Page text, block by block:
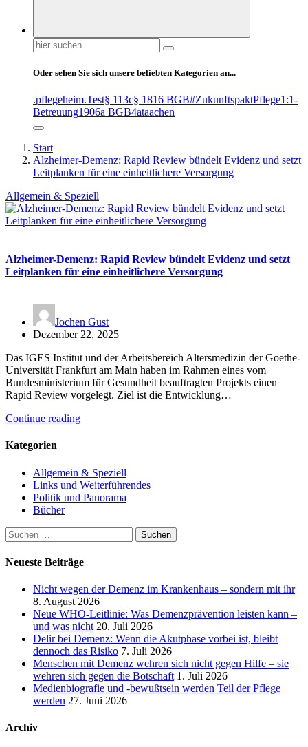
Suchen
nach:
Oder sehen Sie sich unsere beliebten Kategorien an...
.pflegeheim.Test§ 113c§ 1816 BGB#ZukunftspaktPflege1:1-
Betreuung1906a BGB4ataachen
Start
Alzheimer-Demenz: Rapid Review bündelt Evidenz und setzt
Leitplanken für eine einheitlichere Versorgung
Allgemein & Speziell
Alzheimer-Demenz: Rapid Review bündelt Evidenz und setzt
Leitplanken für eine einheitlichere Versorgung
Jochen Gust
Dezember 22, 2025
Das IGES Institut und der Arbeitsbereich Altersmedizin der Goethe-
Universität Frankfurt am Main haben im Rahmen eines vom
Bundesministerium für Gesundheit beauftragten Projekts einen
Rapid Review vorgelegt. Ziel ist die Entwicklung…
Continue reading
Kategorien
Allgemein & Speziell
Links und Weiterführendes
Politik und Panorama
Bücher
Suchen
nach:
Neueste Beiträge
Nicht wegen der Demenz im Krankenhaus – sondern mit ihr
8. August 2026
Neue WHO-Leitlinie: Was Demenzprävention leisten kann –
und was nicht 20. Juli 2026
Delir bei Demenz: Wenn die Akutphase vorbei ist, bleibt
dennoch das Risiko 7. Juli 2026
Menschen mit Demenz wehren sich nicht gegen Hilfe – sie
wehren sich gegen die Botschaft 1. Juli 2026
Medienbiografie und -bewußtsein werden Teil der Pflege
werden 27. Juni 2026
Archiv